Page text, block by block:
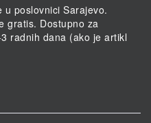
u poslovnici Sarajevo.
gratis. Dostupno za
radnih dana (ako je artikl